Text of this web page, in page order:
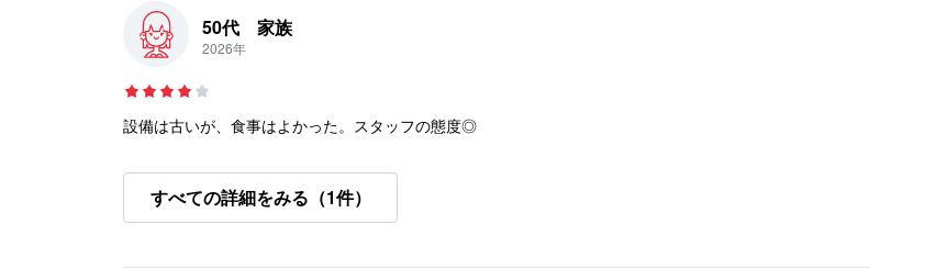
50代 家族
2026年
設備は古いが、食事はよかった。スタッフの態度◎
すべての詳細をみる（1件）